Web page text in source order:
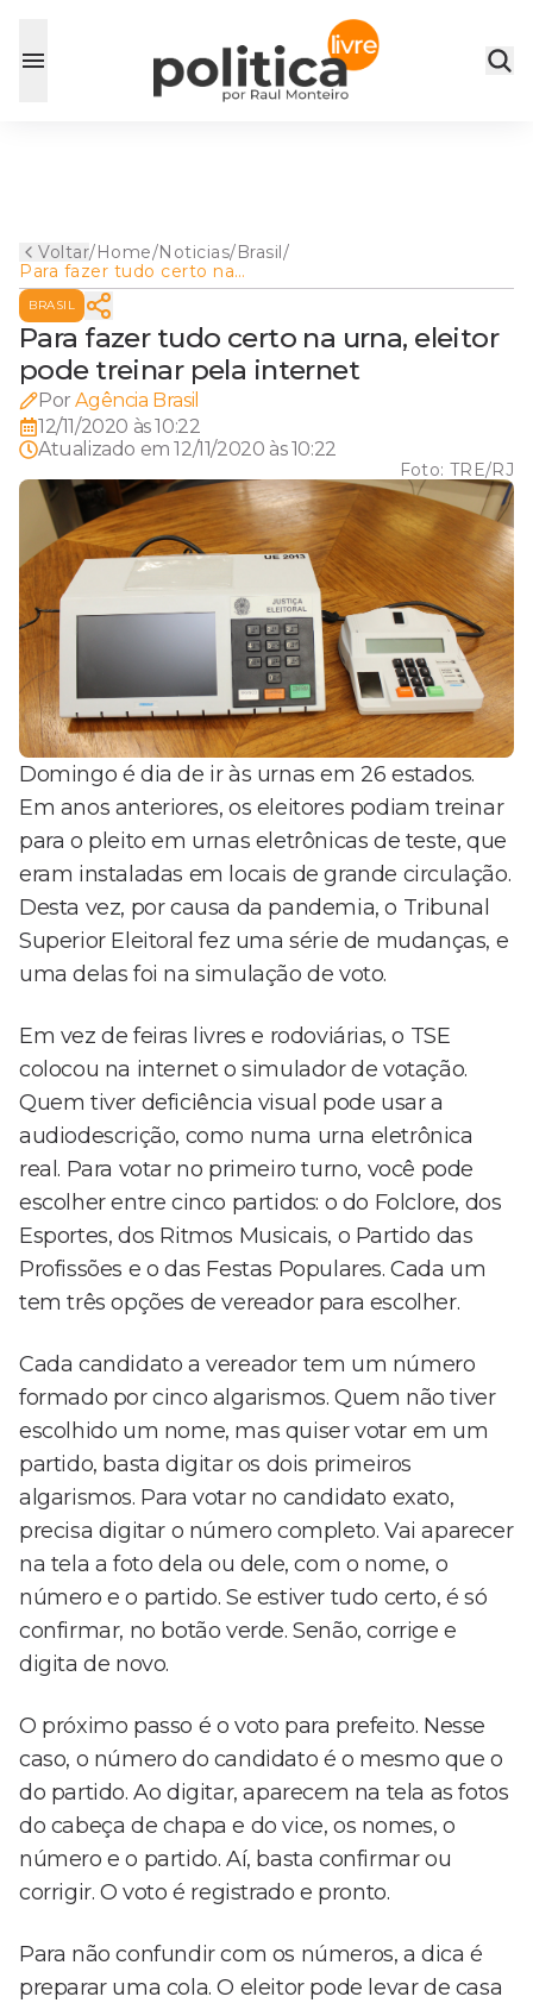
Voltar/Home/Noticias/Brasil/
Para fazer tudo certo na
urna, eleitor pode treinar pela
internet
BRASIL
Para fazer tudo certo na urna, eleitor
pode treinar pela internet
Por Agência Brasil
12/11/2020 às 10:22
Atualizado em12/11/2020 às 10:22
Foto: TRE/RJ
Domingo é dia de ir às urnas em 26 estados.
Em anos anteriores, os eleitores podiam treinar
para o pleito em urnas eletrônicas de teste, que
eram instaladas em locais de grande circulação.
Desta vez, por causa da pandemia, o Tribunal
Superior Eleitoral fez uma série de mudanças, e
uma delas foi na simulação de voto.
Em vez de feiras livres e rodoviárias, o TSE
colocou na internet o simulador de votação.
Quem tiver deficiência visual pode usar a
audiodescrição, como numa urna eletrônica
real. Para votar no primeiro turno, você pode
escolher entre cinco partidos: o do Folclore, dos
Esportes, dos Ritmos Musicais, o Partido das
Profissões e o das Festas Populares. Cada um
tem três opções de vereador para escolher.
Cada candidato a vereador tem um número
formado por cinco algarismos. Quem não tiver
escolhido um nome, mas quiser votar em um
partido, basta digitar os dois primeiros
algarismos. Para votar no candidato exato,
precisa digitar o número completo. Vai aparecer
na tela a foto dela ou dele, com o nome, o
número e o partido. Se estiver tudo certo, é só
confirmar, no botão verde. Senão, corrige e
digita de novo.
O próximo passo é o voto para prefeito. Nesse
caso, o número do candidato é o mesmo que o
do partido. Ao digitar, aparecem na tela as fotos
do cabeça de chapa e do vice, os nomes, o
número e o partido. Aí, basta confirmar ou
corrigir. O voto é registrado e pronto.
Para não confundir com os números, a dica é
preparar uma cola. O eleitor pode levar de casa